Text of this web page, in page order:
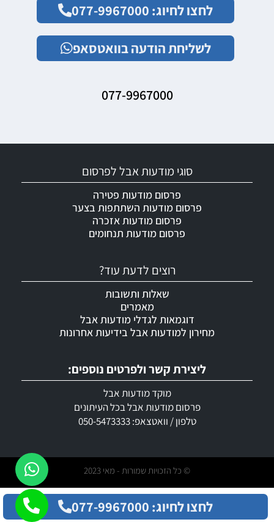
לחצו לחיוג: 077-9967000
לשליחת הודעה בוואטסאפ
077-9967000
ליצירת קשר ולפרטים נוספים:
מוקד מודעות אבל
פרסום מודעות אבל בכל העיתונים
טלפון / וואטצאפ: 050-5473333
רוצים לדעת עוד?
שאלות ותשובות
מאמרים
דוגמאות לגדלי מודעות אבל
מחירון למודעות אבל בידיעות אחרונות
סוגי מודעות אבל לפרסום
פרסום מודעות פטירה
פרסום מודעות השתתפות בצער
פרסום מודעות אזכרה
פרסום מודעות תנחומים
© כל הזכויות שמורות - מאי 2023
לחצו לחיוג: 077-9967000